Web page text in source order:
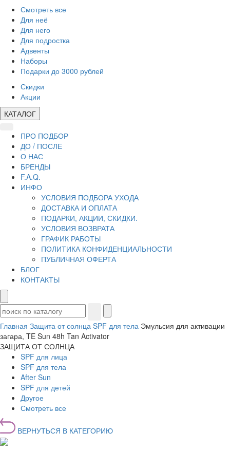
Смотреть все
Для неё
Для него
Для подростка
Адвенты
Наборы
Подарки до 3000 рублей
Скидки
Акции
КАТАЛОГ
ПРО ПОДБОР
ДО / ПОСЛЕ
О НАС
БРЕНДЫ
F.A.Q.
ИНФО
УСЛОВИЯ ПОДБОРА УХОДА
ДОСТАВКА И ОПЛАТА
ПОДАРКИ, АКЦИИ, СКИДКИ.
УСЛОВИЯ ВОЗВРАТА
ГРАФИК РАБОТЫ
ПОЛИТИКА КОНФИДЕНЦИАЛЬНОСТИ
ПУБЛИЧНАЯ ОФЕРТА
БЛОГ
КОНТАКТЫ
Главная Защита от солнца SPF для тела Эмульсия для активации
загара, TE Sun 48h Tan Activator
ЗАЩИТА ОТ СОЛНЦА
SPF для лица
SPF для тела
After Sun
SPF для детей
Другое
Смотреть все
ВЕРНУТЬСЯ В КАТЕГОРИЮ